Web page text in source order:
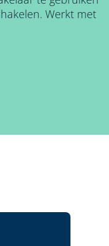
Werkt met